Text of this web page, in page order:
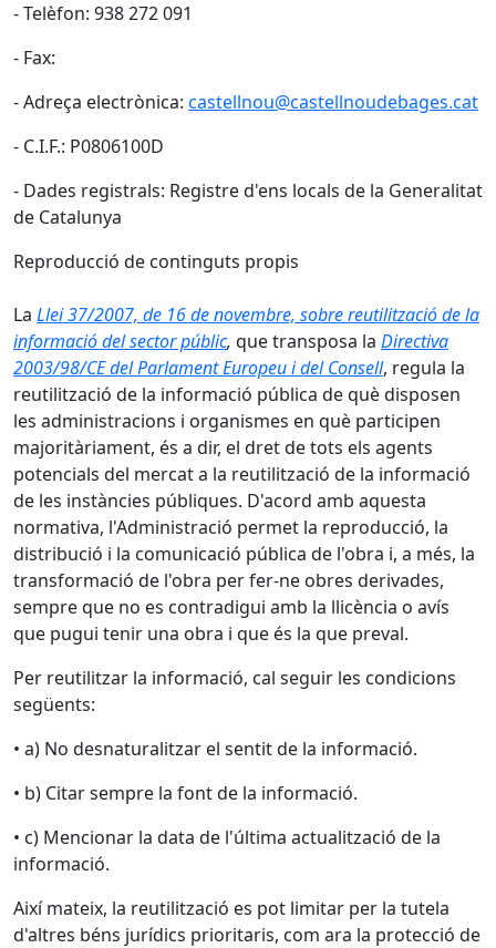
- Telèfon: 938 272 091
- Fax:
- Adreça electrònica: castellnou@castellnoudebages.cat
- C.I.F.: P0806100D
- Dades registrals: Registre d'ens locals de la Generalitat
de Catalunya
Reproducció de continguts propis
La Llei 37/2007, de 16 de novembre, sobre reutilització de la
informació del sector públic, que transposa la Directiva
2003/98/CE del Parlament Europeu i del Consell, regula la
reutilització de la informació pública de què disposen
les administracions i organismes en què participen
majoritàriament, és a dir, el dret de tots els agents
potencials del mercat a la reutilització de la informació
de les instàncies públiques. D'acord amb aquesta
normativa, l'Administració permet la reproducció, la
distribució i la comunicació pública de l'obra i, a més, la
transformació de l'obra per fer-ne obres derivades,
sempre que no es contradigui amb la llicència o avís
que pugui tenir una obra i que és la que preval.
Per reutilitzar la informació, cal seguir les condicions
següents:
• a) No desnaturalitzar el sentit de la informació.
• b) Citar sempre la font de la informació.
• c) Mencionar la data de l'última actualització de la
informació.
Així mateix, la reutilització es pot limitar per la tutela
d'altres béns jurídics prioritaris, com ara la protecció de